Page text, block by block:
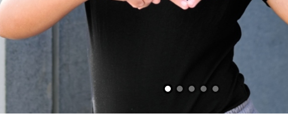
Slide 1Slide 2Slide 3
Slide 4Slide 5